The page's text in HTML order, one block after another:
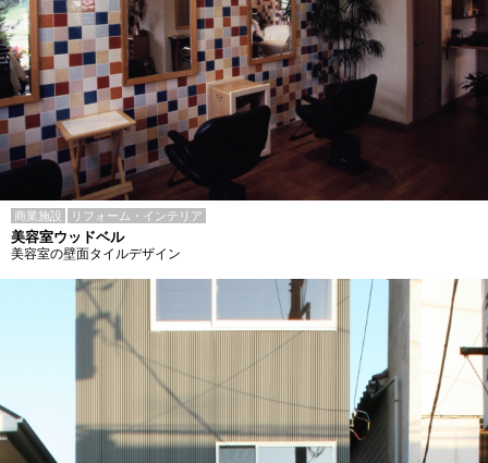
商業施設 リフォーム・インテリア
美容室ウッドベル
美容室の壁面タイルデザイン